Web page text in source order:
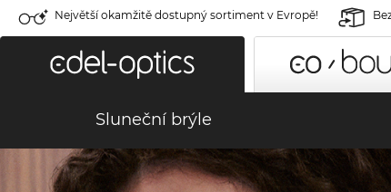
Největší okamžitě dostupný sortiment v Evropě!
Sluneční brýle